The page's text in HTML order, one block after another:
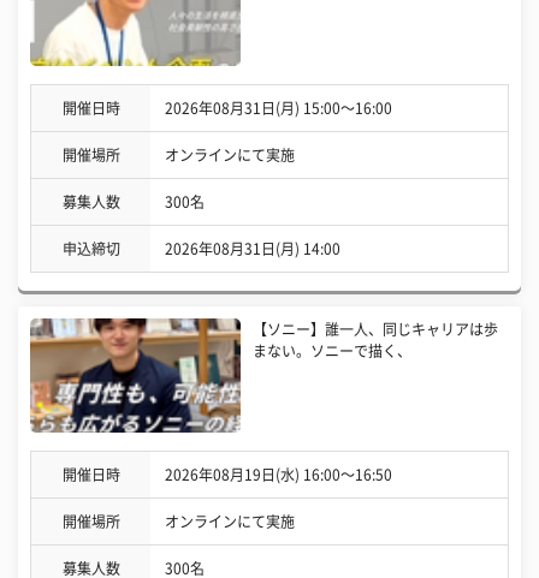
開催日時 2026年08月31日(月) 15:00〜16:00
開催場所 オンラインにて実施
募集人数 300名
申込締切 2026年08月31日(月) 14:00
【ソニー】誰一人、同じキャリアは歩
まない。ソニーで描く、
開催日時 2026年08月19日(水) 16:00〜16:50
開催場所 オンラインにて実施
募集人数 300名